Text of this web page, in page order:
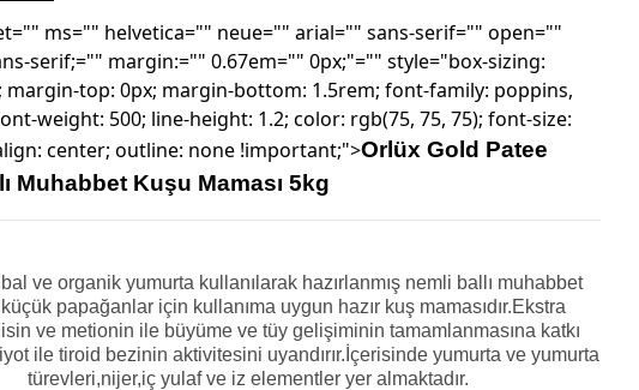
ms="" helvetica="" neue="" arial="" sans-serif="" open=""
serif;="" margin:="" 0.67em="" 0px;"="" style="box-sizing:
margin-top: 0px; margin-bottom: 1.5rem; font-family: poppins,
weight: 500; line-height: 1.2; color: rgb(75, 75, 75); font-size:
center; outline: none !important;">Orlüx Gold Patee
Muhabbet Kuşu Maması 5kg
ve organik yumurta kullanılarak hazırlanmış nemli ballı muhabbet
papağanlar için kullanıma uygun hazır kuş mamasıdır.Ekstra
ve metionin ile büyüme ve tüy gelişiminin tamamlanmasına katkı
ile tiroid bezinin aktivitesini uyandırır.İçerisinde yumurta ve yumurta
türevleri,nijer,iç yulaf ve iz elementler yer almaktadır.